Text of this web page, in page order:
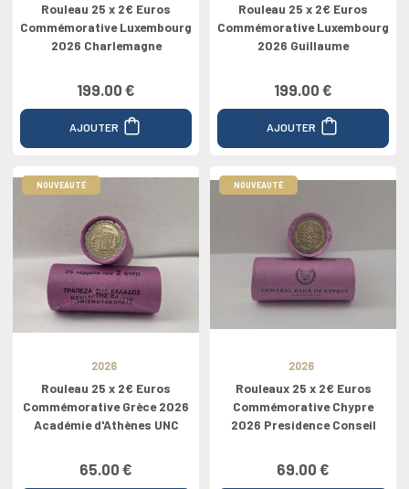
Rouleau 25 x 2€ Euros
Commémorative Luxembourg
2026 Charlemagne
199.00 €
AJOUTER
Rouleau 25 x 2€ Euros
Commémorative Luxembourg
2026 Guillaume
199.00 €
AJOUTER
NOUVEAUTÉ
2026
Rouleau 25 x 2€ Euros
Commémorative Grèce 2026
Académie d'Athènes UNC
65.00 €
NOUVEAUTÉ
2026
Rouleaux 25 x 2€ Euros
Commémorative Chypre
2026 Presidence Conseil
69.00 €